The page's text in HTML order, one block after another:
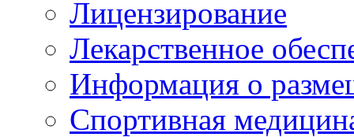
Лицензирование
Лекарственное
Информация о
Спортивная